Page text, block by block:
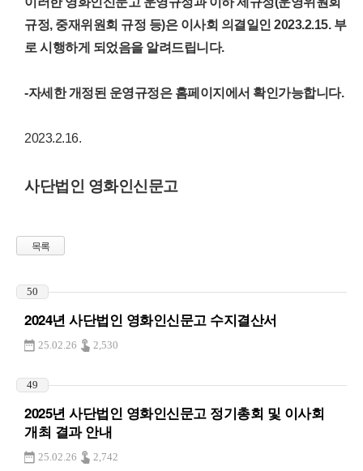
규정, 중재위원회 규정 등)은 이사회 의결일인 2023.2.15. 부
로 시행하게 되었음을 알려드립니다.
-자세한 개정된 운영규정은 홈페이지에서 확인가능합니다.
2023.2.16.
사단법인 영화인신문고
목록
50
2024년 사단법인 영화인신문고 수지결산서
25.02.26 2,530
49
2025년 사단법인 영화인신문고 정기총회 및 이사회
개최 결과 안내
25.02.26 2,742